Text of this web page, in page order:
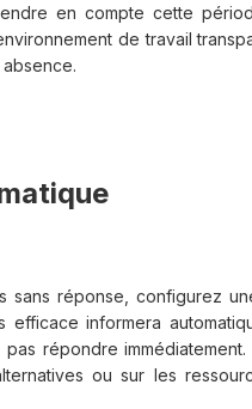
en compte cette
de travail
réponse, configurez
informera
répondre
ou sur les